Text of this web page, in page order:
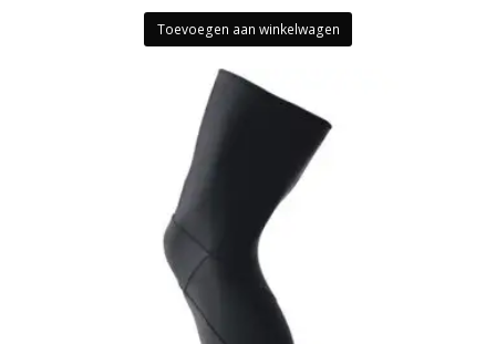
was:
€40.00.
is:
€25.00.
Toevoegen aan winkelwagen